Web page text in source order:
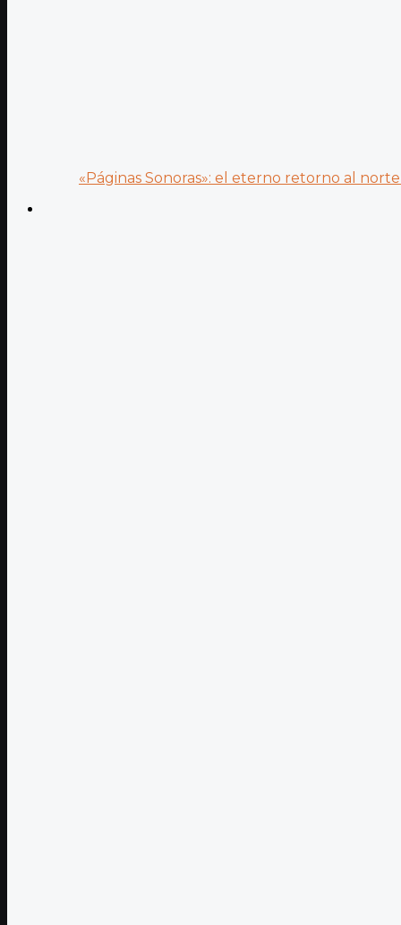
«Páginas Sonoras»: el eterno retorno al norte